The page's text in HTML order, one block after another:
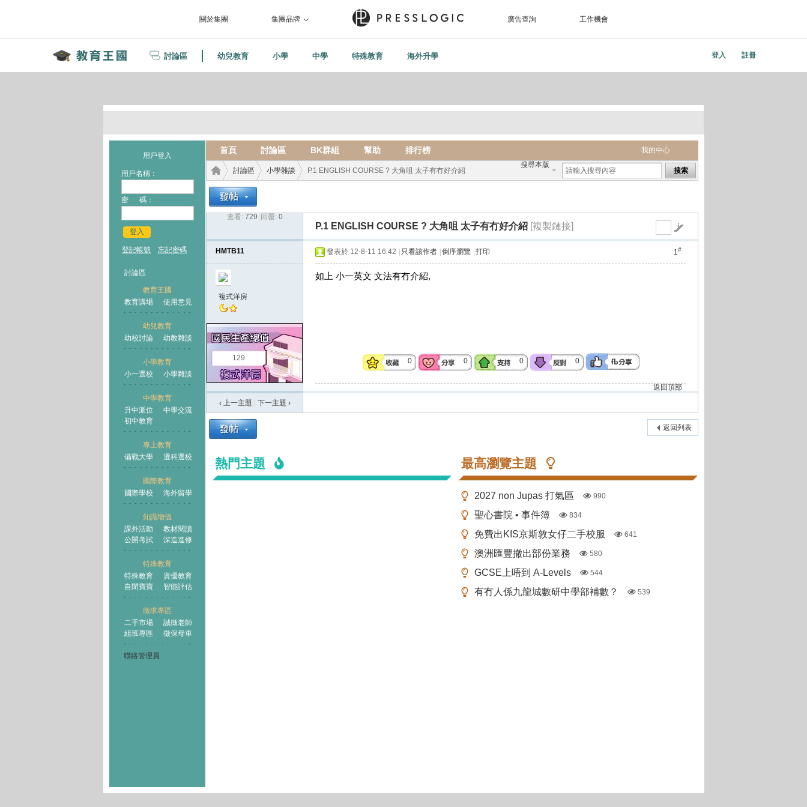
關於集團 集團品牌 廣告查詢 工作機會
討論區 幼兒教育 小學 中學 特殊教育 海外升學 登入 註冊
用戶登入
用戶名稱：
密 碼：
登入
登記帳號 忘記密碼
討論區
教育王國
教育講場
使用意見
幼兒教育
幼校討論
幼教雜談
小學教育
小一選校
小學雜談
中學教育
升中派位
中學交流
初中教育
專上教育
備戰大學
選科選校
國際教育
國際學校
海外留學
知識增值
課外活動
教材閱讀
公開考試
深造進修
特殊教育
特殊教育
資優教育
自閉寶寶
智能評估
徵求專區
二手市場
誠徵老師
組班專區
徵保母車
聯絡管理員
我的中心
首頁 討論區 BK群組 幫助 排行榜
搜尋本版
搜索
王國
討論區
›
小學雜談 P.1 ENGLISH COURSE ? 大角咀 太子有冇好介紹
查看: 729 回覆: 0
P.1 ENGLISH COURSE ? 大角咀 太子有冇好介紹 [複製鏈接]
HMTB11
複式洋房
129
1#
發表於 12-8-11 16:42 只看該作者 倒序瀏覽 打印
如上 小一英文 文法有冇介紹,
0 0 0 0
返回頂部
‹ 上一主題
下一主題 ›
返回列表
熱門主題 最高瀏覽主題
2027 non Jupas 打氣區 990
聖心書院 • 事件簿 834
免費出KIS京斯敦女仔二手校服 641
澳洲匯豐撤出部份業務 580
GCSE上唔到 A-Levels 544
有冇人係九龍城數研中學部補數？ 539